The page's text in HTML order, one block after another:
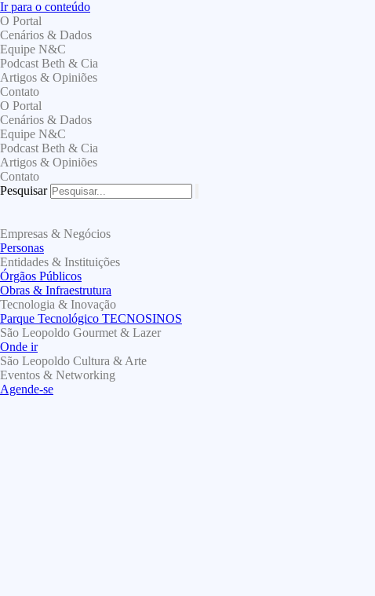
Ir para o conteúdo
O Portal
Cenários & Dados
Equipe N&C
Podcast Beth & Cia
Artigos & Opiniões
Contato
O Portal
Cenários & Dados
Equipe N&C
Podcast Beth & Cia
Artigos & Opiniões
Contato
Pesquisar
Empresas & Negócios
Personas
Entidades & Instituições
Órgãos Públicos
Obras & Infraestrutura
Tecnologia & Inovação
Parque Tecnológico TECNOSINOS
São Leopoldo Gourmet & Lazer
Onde ir
São Leopoldo Cultura & Arte
Eventos & Networking
Agende-se